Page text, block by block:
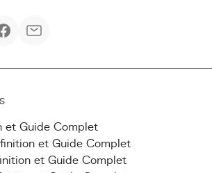
et Guide Complet
et Guide Complet
et Guide Complet